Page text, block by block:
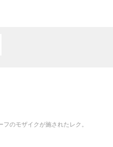
のモザイクが施されたレク。